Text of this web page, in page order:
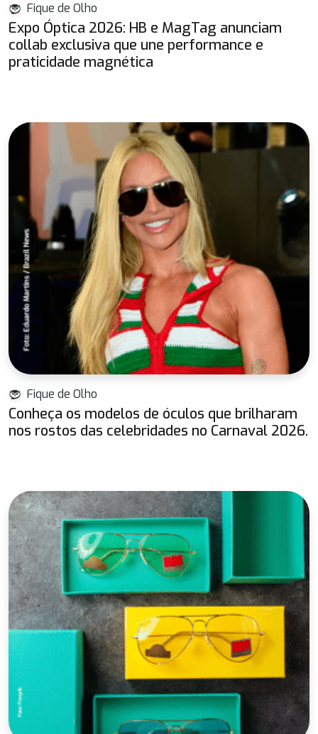
Fique de Olho
Expo Óptica 2026: HB e MagTag anunciam
collab exclusiva que une performance e
praticidade magnética
Fique de Olho
Conheça os modelos de óculos que brilharam
nos rostos das celebridades no Carnaval 2026.